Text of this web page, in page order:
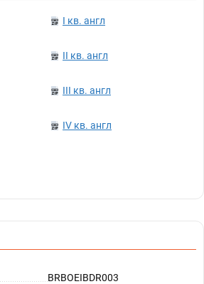
I кв. англ
II кв. англ
III кв. англ
IV кв. англ
BRBOEIBDR003